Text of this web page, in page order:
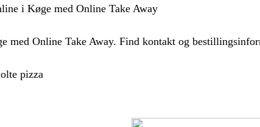
i Køge med Online Take Away
Online Take Away. Find kontakt og
pizza